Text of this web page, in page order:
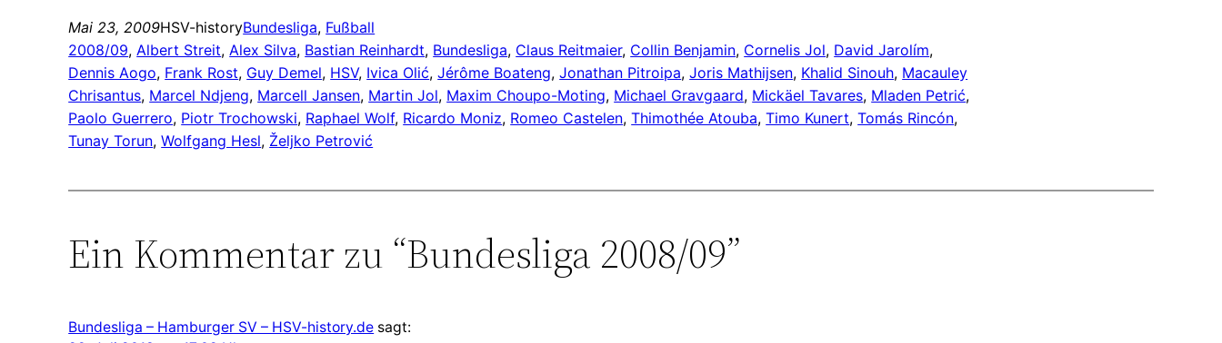
Mai 23, 2009HSV-historyBundesliga, Fußball
2008/09, Albert Streit, Alex Silva, Bastian Reinhardt, Bundesliga, Claus Reitmaier, Collin Benjamin, Cornelis Jol, David Jarolím
Dennis Aogo, Frank Rost, Guy Demel, HSV, Ivica Olić, Jérôme Boateng, Jonathan Pitroipa, Joris Mathijsen, Khalid Sinouh, Macauley
Chrisantus, Marcel Ndjeng, Marcell Jansen, Martin Jol, Maxim Choupo-Moting, Michael Gravgaard, Mickäel Tavares, Mladen Petrić
Paolo Guerrero, Piotr Trochowski, Raphael Wolf, Ricardo Moniz, Romeo Castelen, Thimothée Atouba, Timo Kunert, Tomás Rincón
Tunay Torun, Wolfgang Hesl, Željko Petrović
Ein Kommentar zu “Bundesliga 2008/09”
Bundesliga – Hamburger SV – HSV-history.de sagt: